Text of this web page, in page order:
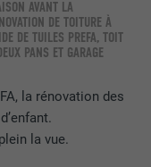
la rénovation des
la vue.
AVANT LA
DE TOITURE À
DE TUILES PREFA, TOIT
PANS ET GARAGE
l'utilisateur sur
afin d'afficher de
préférences de